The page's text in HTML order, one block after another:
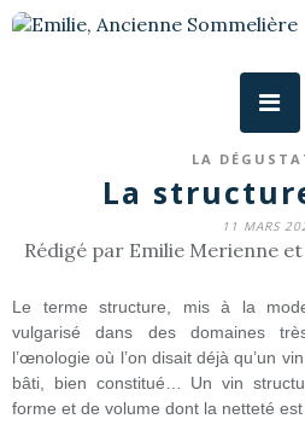
LA
La
11 MARS
Rédigé par Emilie Merienne
Le terme structure, mis à la
vulgarisé dans des domaines
l’œnologie où l’on disait déjà qu’un
bâti, bien constitué… Un vin
forme et de volume dont la netteté